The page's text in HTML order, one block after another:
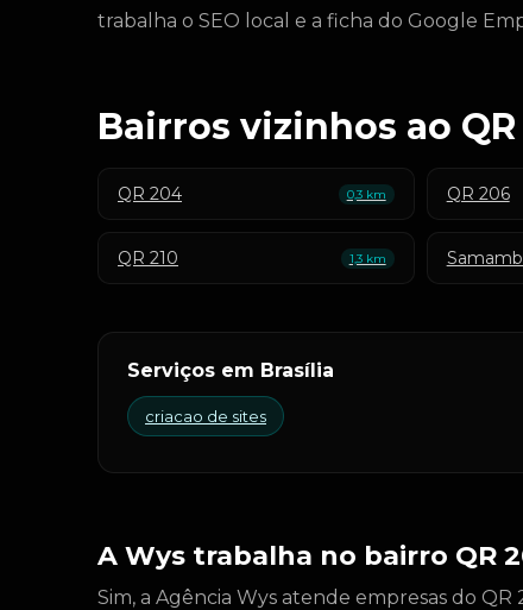
trabalha o SEO local e a ficha do Google
Bairros vizinhos ao QR
QR 204 0,3 km QR 206
QR 210 1,3 km
Serviços em Brasília
criacao de sites
A Wys trabalha no bairro QR
Sim, a Agência Wys atende empresas do